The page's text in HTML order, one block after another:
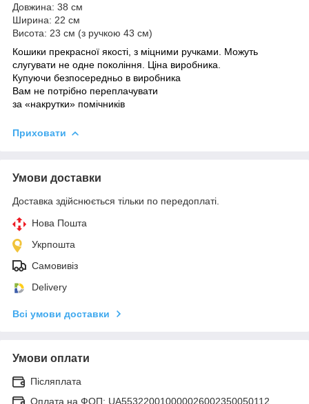
Довжина: 38 см
Ширина: 22 см
Висота: 23 см (з ручкою 43 см)
Кошики прекрасної якості, з міцними ручками. Можуть
слугувати не одне покоління. Ціна виробника.
Купуючи безпосередньо в виробника
Вам не потрібно переплачувати
за «накрутки» помічників
Приховати
Умови доставки
Доставка здійснюється тільки по передоплаті.
Нова Пошта
Укрпошта
Самовивіз
Delivery
Всі умови доставки
Умови оплати
Післяплата
Оплата на ФОП: UA553220010000026002350050112